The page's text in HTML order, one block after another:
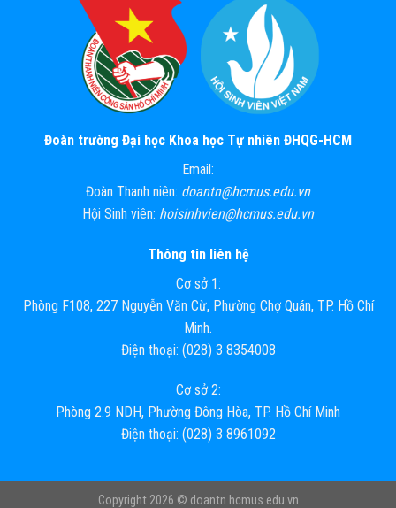
Đoàn trường Đại học Khoa học Tự nhiên ĐHQG-HCM
Email:
Đoàn Thanh niên: doantn@hcmus.edu.vn
Hội Sinh viên: hoisinhvien@hcmus.edu.vn
Thông tin liên hệ
Cơ sở 1:
Phòng F108, 227 Nguyễn Văn Cừ, Phường Chợ Quán, TP. Hồ Chí
Minh.
Điện thoại: (028) 3 8354008
Cơ sở 2:
Phòng 2.9 NDH, Phường Đông Hòa, TP. Hồ Chí Minh
Điện thoại: (028) 3 8961092
Copyright 2026 © doantn.hcmus.edu.vn